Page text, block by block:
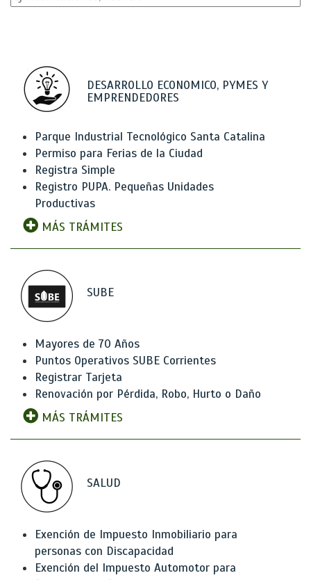
DESARROLLO ECONOMICO, PYMES Y
EMPRENDEDORES
Parque Industrial Tecnológico Santa Catalina
Permiso para Ferias de la Ciudad
Registra Simple
Registro PUPA. Pequeñas Unidades
Productivas
MÁS TRÁMITES
SUBE
Mayores de 70 Años
Puntos Operativos SUBE Corrientes
Registrar Tarjeta
Renovación por Pérdida, Robo, Hurto o Daño
MÁS TRÁMITES
SALUD
Exención de Impuesto Inmobiliario para
personas con Discapacidad
Exención del Impuesto Automotor para